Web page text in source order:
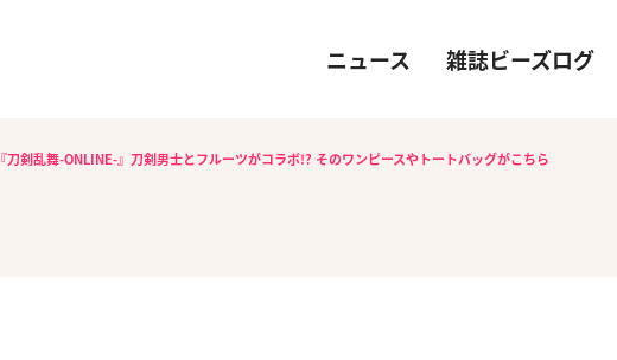
ニュース 雑誌ビーズログ
『刀剣乱舞-ONLINE-』刀剣男士とフルーツがコラボ!? そのワンピースやトートバッグがこちら